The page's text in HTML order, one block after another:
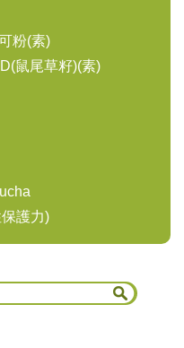
粉(素)
鼠尾草籽)(素)
護力)